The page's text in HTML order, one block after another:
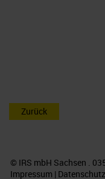
Zurück
© IRS mbH Sachsen .
Impressum | Datenschutz